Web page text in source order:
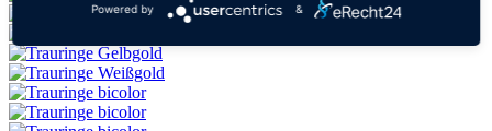
Powered by &